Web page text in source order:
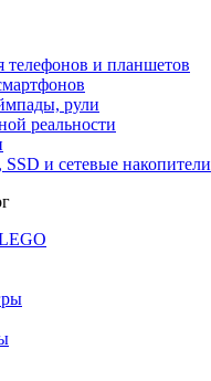
телефонов и планшетов
рули
реальности
и сетевые накопители